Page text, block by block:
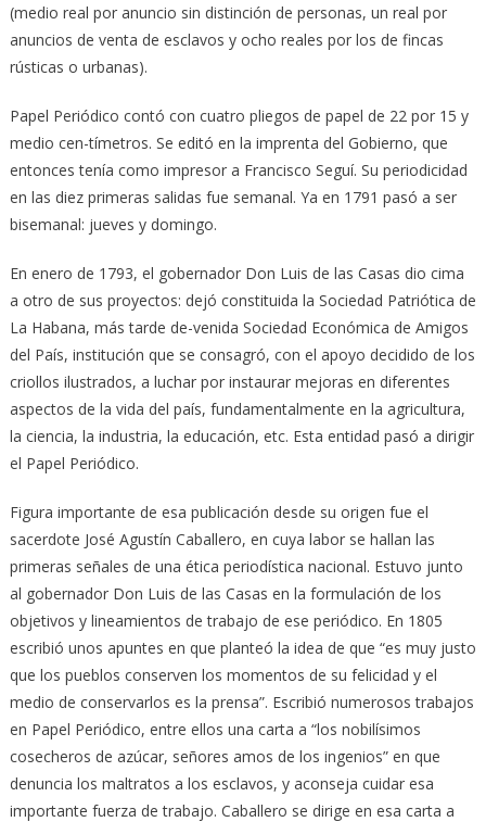
(medio real por anuncio sin distinción de personas, un real por
anuncios de venta de esclavos y ocho reales por los de fincas
rústicas o urbanas).
Papel Periódico contó con cuatro pliegos de papel de 22 por 15 y
medio cen-tímetros. Se editó en la imprenta del Gobierno, que
entonces tenía como impresor a Francisco Seguí. Su periodicidad
en las diez primeras salidas fue semanal. Ya en 1791 pasó a ser
bisemanal: jueves y domingo.
En enero de 1793, el gobernador Don Luis de las Casas dio cima
a otro de sus proyectos: dejó constituida la Sociedad Patriótica de
La Habana, más tarde de-venida Sociedad Económica de Amigos
del País, institución que se consagró, con el apoyo decidido de los
criollos ilustrados, a luchar por instaurar mejoras en diferentes
aspectos de la vida del país, fundamentalmente en la agricultura,
la ciencia, la industria, la educación, etc. Esta entidad pasó a dirigir
el Papel Periódico.
Figura importante de esa publicación desde su origen fue el
sacerdote José Agustín Caballero, en cuya labor se hallan las
primeras señales de una ética periodística nacional. Estuvo junto
al gobernador Don Luis de las Casas en la formulación de los
objetivos y lineamientos de trabajo de ese periódico. En 1805
escribió unos apuntes en que planteó la idea de que “es muy justo
que los pueblos conserven los momentos de su felicidad y el
medio de conservarlos es la prensa”. Escribió numerosos trabajos
en Papel Periódico, entre ellos una carta a “los nobilísimos
cosecheros de azúcar, señores amos de los ingenios” en que
denuncia los maltratos a los esclavos, y aconseja cuidar esa
importante fuerza de trabajo. Caballero se dirige en esa carta a